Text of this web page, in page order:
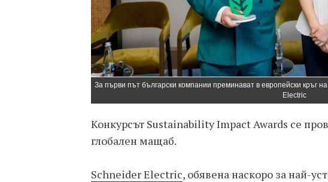
За първи път български компании преминават в европейски кръг
Electric
Конкурсът Sustainability Impact Awards се
глобален мащаб.
Schneider Electric, обявена наскоро за най-